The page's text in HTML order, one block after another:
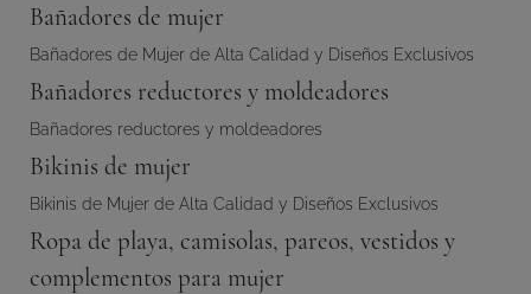
€.
Bañadores de mujer
Bañadores de Mujer de Alta Calidad y Diseños Exclusivos
Bañadores reductores y moldeadores
Bañadores reductores y moldeadores
Bikinis de mujer
Bikinis de Mujer de Alta Calidad y Diseños Exclusivos
Ropa de playa, camisolas, pareos, vestidos y
complementos para mujer